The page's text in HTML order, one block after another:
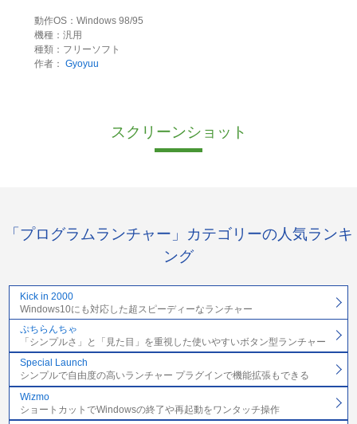
動作OS：Windows 98/95
機種：汎用
種類：フリーソフト
作者： Gyoyuu
スクリーンショット
「プログラムランチャー」カテゴリーの人気ランキ
ング
Kick in 2000
Windows10にも対応した超スピーディーなランチャー
ぷちらんちゃ
「シンプルさ」と「見た目」を重視した使いやすいボタン型ランチャー
Special Launch
シンプルで自由度の高いランチャー プラグインで機能拡張もできる
Wizmo
ショートカットでWindowsの終了や再起動をワンタッチ操作